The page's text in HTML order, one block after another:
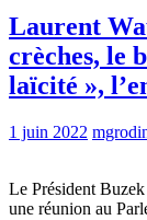
Laurent
crèches, le
laïcité »,
1 juin 2022
Le Président
une réunion au